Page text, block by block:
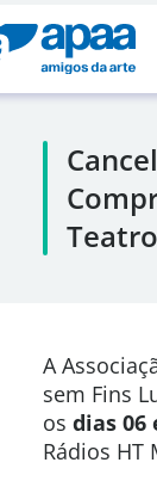
A
sem Fins
os dias 06
Rádios HT